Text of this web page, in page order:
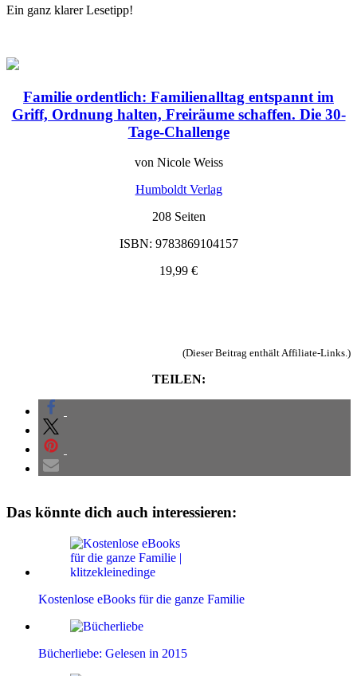
Ein ganz klarer Lesetipp!
Familie ordentlich: Familienalltag entspannt im
Griff, Ordnung halten, Freiräume schaffen. Die 30-
Tage-Challenge
von Nicole Weiss
Humboldt Verlag
208 Seiten
ISBN: 9783869104157
19,99 €
(Dieser Beitrag enthält Affiliate-Links.)
TEILEN:
Das könnte dich auch interessieren:
Kostenlose eBooks für die ganze Familie
Bücherliebe: Gelesen in 2015